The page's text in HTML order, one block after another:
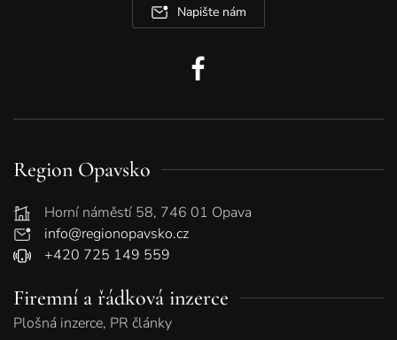
Napište nám
Region Opavsko
Horní náměstí 58, 746 01 Opava
info@regionopavsko.cz
+420 725 149 559
Firemní a řádková inzerce
Plošná inzerce, PR články